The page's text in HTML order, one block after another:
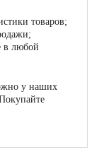
товаров;
в любой
у наших